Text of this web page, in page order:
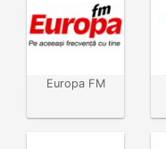
Europa FM